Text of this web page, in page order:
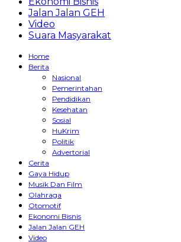
Jalan Jalan GEH
Video
Suara Masyarakat
Home
Berita
Nasional
Pemerintahan
Pendidikan
Kesehatan
Sosial
HuKrim
Politik
Advertorial
Cerita
Gaya Hidup
Musik Dan Film
Olahraga
Otomotif
Ekonomi Bisnis
Jalan Jalan GEH
Video